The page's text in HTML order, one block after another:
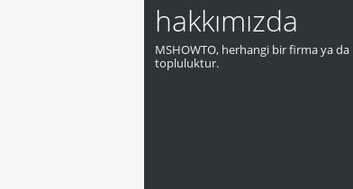
hakkımızda
MSHOWTO, herhangi bir firma ya
topluluktur.